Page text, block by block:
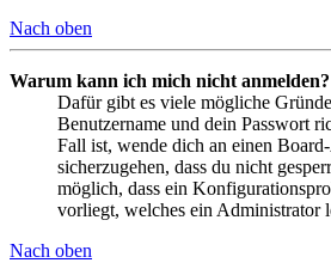
Nach oben
Warum kann ich mich nicht anmelden?
Dafür gibt es viele mögliche
Benutzername und dein Passwort
Fall ist, wende dich an einen
sicherzugehen, dass du nicht
möglich, dass ein
vorliegt, welches ein Administrator
Nach oben